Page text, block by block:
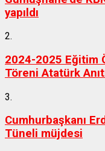
yapıldı
2.
2024-2025 Eğitim
Töreni Atatürk
3.
Cumhurbaşkanı
Tüneli müjdesi